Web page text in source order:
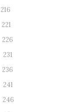
216
221
226
231
236
241
246